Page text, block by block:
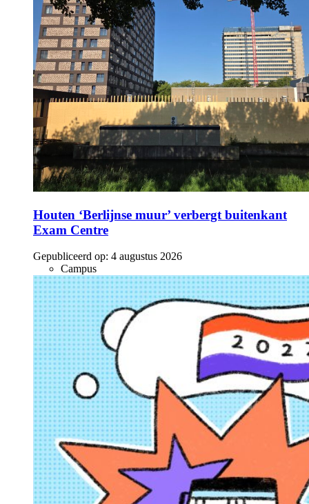
Houten ‘Berlijnse muur’ verbergt buitenkant
Exam Centre
Gepubliceerd op: 4 augustus 2026
Campus